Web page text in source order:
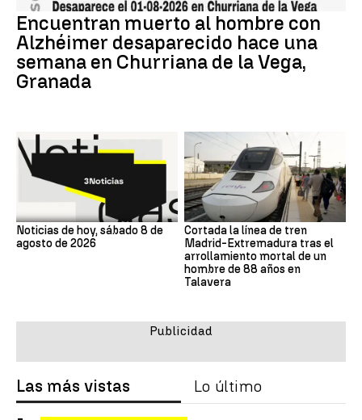
Encuentran muerto al hombre con
Alzhéimer desaparecido hace una
semana en Churriana de la Vega,
Granada
Noticias de hoy, sábado 8 de
agosto de 2026
Cortada la línea de tren
Madrid-Extremadura tras el
arrollamiento mortal de un
hombre de 88 años en
Talavera
Las más vistas Lo último